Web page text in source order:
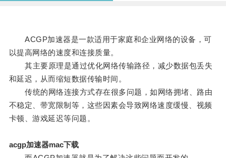
ACGP加速器是一款适用于家庭和企业网络的设备，可
以提高网络的速度和连接质量。
其主要原理是通过优化网络传输路径，减少数据包丢失
和延迟，从而缩短数据传输时间。
传统的网络连接方式存在很多问题，如网络拥堵、路由
不稳定、带宽限制等，这些因素会导致网络速度缓慢、视频
卡顿、游戏延迟等问题。
acgp加速器mac下载